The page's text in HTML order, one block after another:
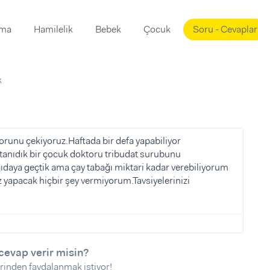
Hamilelik Bebek Çocuk Soru - Cevaplar
çekiyoruz.Haftada bir defa yapabiliyor
bir çocuk doktoru tribudat surubunu
geçtik ama çay tabağı miktari kadar verebiliyorum
hiçbir şey vermiyorum.Tavsiyelerinizi
verir misin?
faydalanmak istiyor!